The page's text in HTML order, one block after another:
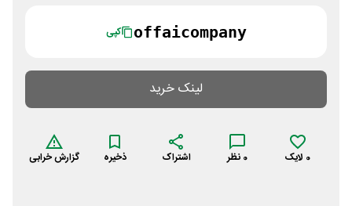
offaicompany کپی
لینک خرید
0 لایک 0 نظر اشتراک ذخیره گزارش خرابی